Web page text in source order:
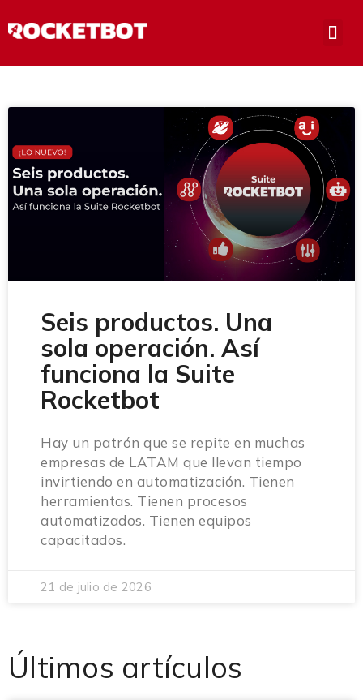
Seis productos. Una
sola operación. Así
funciona la Suite
Rocketbot
Hay un patrón que se repite en muchas
empresas de LATAM que llevan tiempo
invirtiendo en automatización. Tienen
herramientas. Tienen procesos
automatizados. Tienen equipos
capacitados.
21 de julio de 2026
Últimos artículos